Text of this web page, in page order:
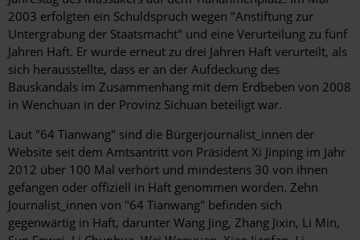
2003 erfolgten ein Schuldspruch wegen "Anstiftung zur
Untergrabung der Staatsmacht" und eine Verurteilung zu fünf
Jahren Haft. Er wurde erneut zu drei Jahren Haft verurteilt, als
sich herausstellte, dass er an der Aufdeckung des
Bauskandals im Zusammenhang mit dem Erdbeben von 2008
in Wenchuan in der Provinz Sichuan beteiligt war.
Laut "64 Tianwang" sind die Bürgerjournalist_innen der
Website seit dem Amtsantritt von Präsident Xi Jinping im Jahr
2012 über 100 Mal verhört und mindestens 30 von ihnen
gefangen oder offiziell in Haft genommen worden. Zehn
Journalist_innen von "64 Tianwang" befinden sich
gegenwärtig in Haft, darunter Wang Jing, Zhang Jixin, Li Min,